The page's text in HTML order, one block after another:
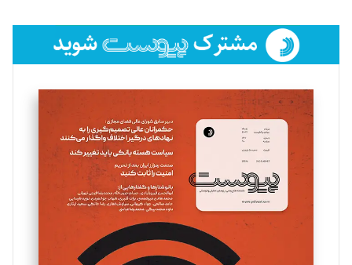
فائزه فتحی رستمی
تحریریه
سروش کرمیان
تحریریه
مینا پاکدل